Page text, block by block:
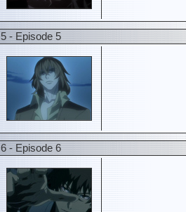
5 - Episode 5
6 - Episode 6